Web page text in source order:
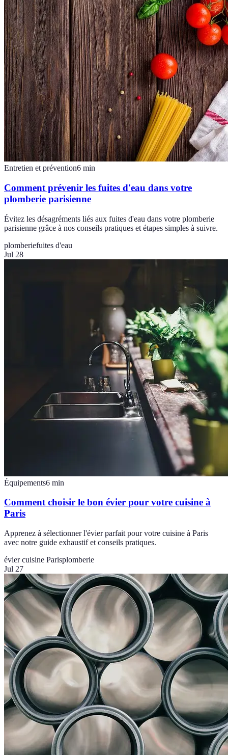
Entretien et prévention6 min
Comment prévenir les fuites d'eau dans votre
plomberie parisienne
Évitez les désagréments liés aux fuites d'eau dans votre plomberie
parisienne grâce à nos conseils pratiques et étapes simples à suivre.
plomberiefuites d'eau
Jul 28
Équipements6 min
Comment choisir le bon évier pour votre cuisine à
Paris
Apprenez à sélectionner l'évier parfait pour votre cuisine à Paris
avec notre guide exhaustif et conseils pratiques.
évier cuisine Parisplomberie
Jul 27